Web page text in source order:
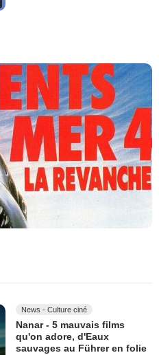
News - Culture ciné
Nanar - 5 mauvais films
qu'on adore, d'Eaux
sauvages au Führer en folie